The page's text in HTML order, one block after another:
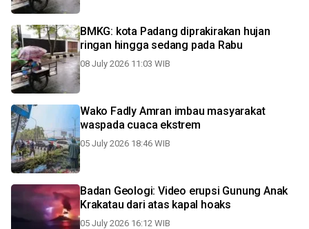
BMKG: kota Padang diprakirakan hujan
ringan hingga sedang pada Rabu
08 July 2026 11:03 WIB
Wako Fadly Amran imbau masyarakat
waspada cuaca ekstrem
05 July 2026 18:46 WIB
Badan Geologi: Video erupsi Gunung Anak
Krakatau dari atas kapal hoaks
05 July 2026 16:12 WIB